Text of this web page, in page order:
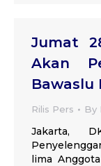
Jumat
Akan
Bawaslu
Rilis Pers By
Jakarta,
lima